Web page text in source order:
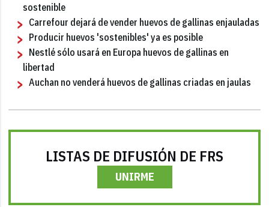
sostenible
Carrefour dejará de vender huevos de gallinas enjauladas
Producir huevos 'sostenibles' ya es posible
Nestlé sólo usará en Europa huevos de gallinas en
libertad
Auchan no venderá huevos de gallinas criadas en jaulas
LISTAS DE DIFUSIÓN DE FRS
UNIRME